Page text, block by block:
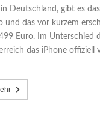
Deutschland, gibt es
und das vor kurzem
Euro. Im Unterschied
das iPhone offiziell